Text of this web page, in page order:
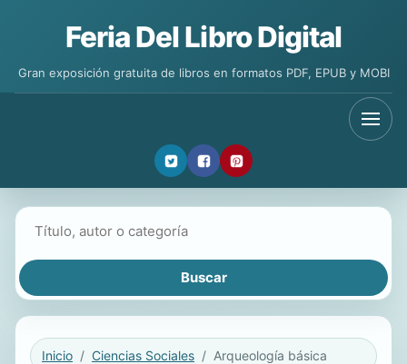
Feria Del Libro Digital
Gran exposición gratuita de libros en formatos PDF, EPUB y MOBI
Inicio Ciencias Sociales Arqueología básica